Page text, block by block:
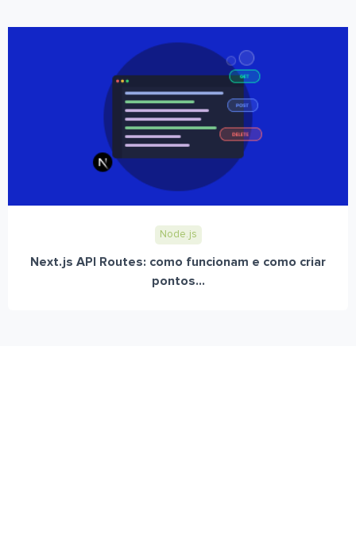
Node.js
Next.js API Routes: como funcionam e como criar
pontos...